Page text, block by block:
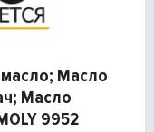
Масло
Масло
9952